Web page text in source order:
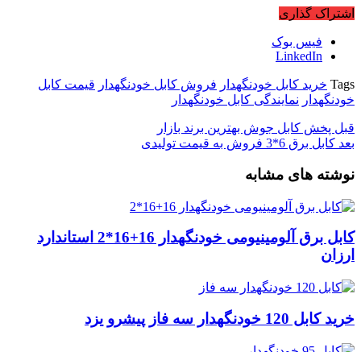
اشتراک گذاری
فیس بوک
LinkedIn
Tags خرید کابل خودنگهدار فروش کابل خودنگهدار قیمت کابل
خودنگهدار نمایندگی کابل خودنگهدار
قبل پخش کابل جوش بهترین برند بازار
بعد کابل برق 6*3 فروش به قیمت تولیدی
نوشته های مشابه
کابل برق آلومینیومی خودنگهدار 16+16*2 استاندارد
ارزان
خرید کابل 120 خودنگهدار سه فاز پیشرو یزد